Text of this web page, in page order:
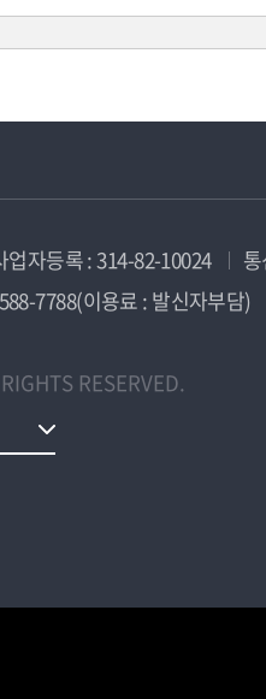
업자등록 : 314-82-10024
7788(이용료 : 발신자부담)
RESERVED.